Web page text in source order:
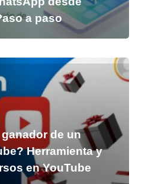
a paso
de un
Herramienta y
en YouTube